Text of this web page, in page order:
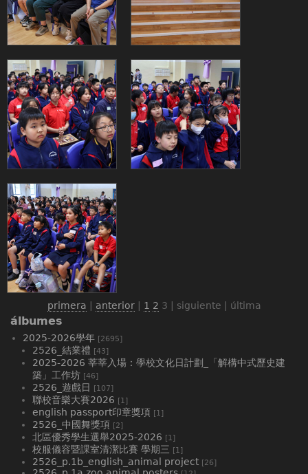
primera | anterior| 1 2 3 | siguiente | última
álbumes
2025-2026學年 [2695]
2526_結業禮 [43]
2025-2026 莘莘入場：學校文化日計劃_「解構中式歷史建
築」工作坊 [46]
2526_遊戲日 [107]
聯校音樂大賽2026 [1]
english passport印章獎項 [1]
2526_中國舞獎項 [2]
北區優秀學生選舉2025-2026 [1]
校服儀容暨課室清潔比賽 學期三 [1]
2526_p.1b_english_animal project [26]